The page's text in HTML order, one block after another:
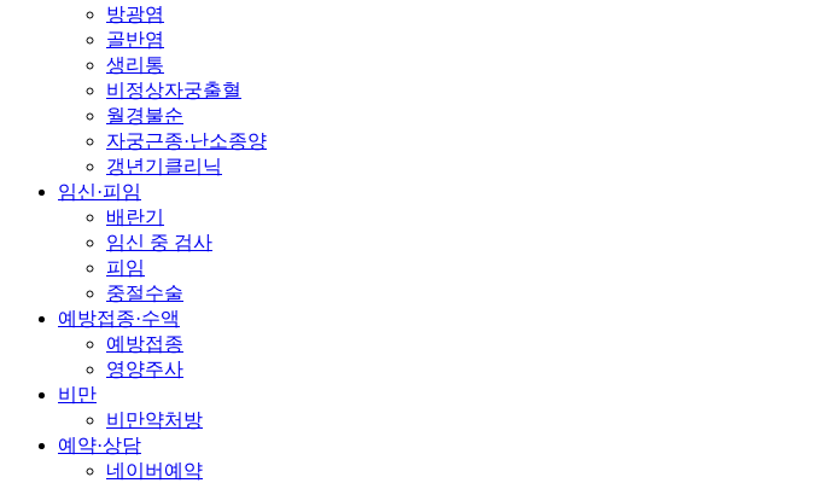
방광염
골반염
생리통
비정상자궁출혈
월경불순
자궁근종·난소종양
갱년기클리닉
임신·피임
배란기
임신 중 검사
피임
중절수술
예방접종·수액
예방접종
영양주사
비만
비만약처방
예약·상담
네이버예약